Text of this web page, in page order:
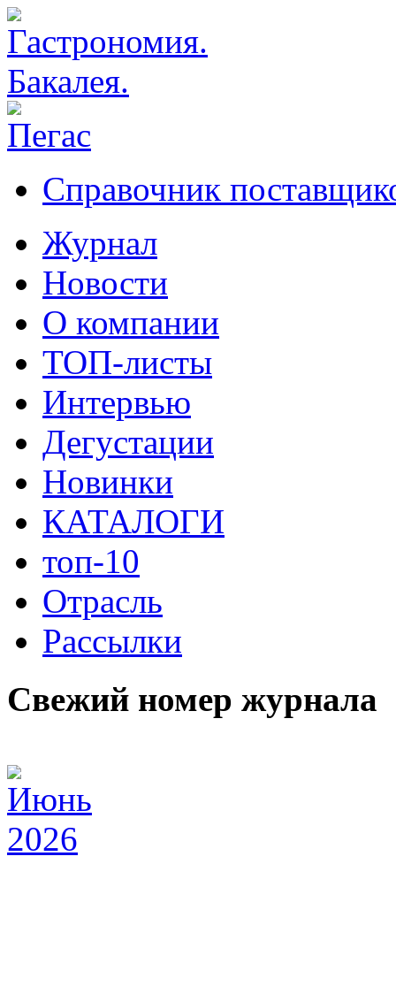
Справочник
Журнал
Новости
О компании
ТОП-листы
Интервью
Дегустации
Новинки
КАТАЛОГИ
топ-10
Отрасль
Рассылки
Свежий номер журнала